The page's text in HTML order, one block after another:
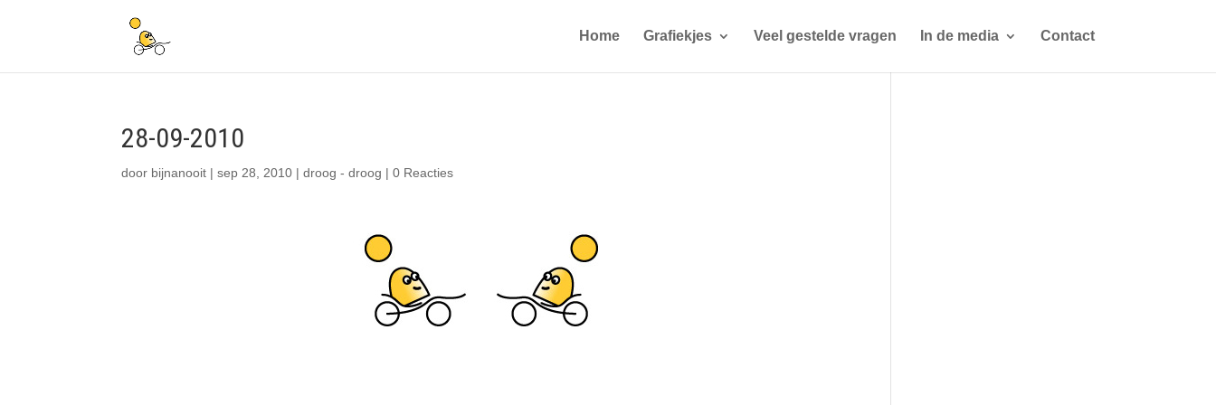
Home Grafiekjes Veel gestelde vragen In de media Contact
28-09-2010
door bijnanooit |sep 28, 2010 |droog - droog |0 Reacties